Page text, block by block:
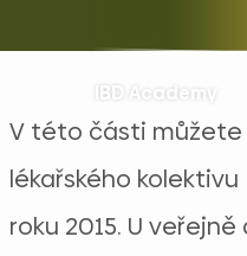
IBD Academy
V této části můžete
lékařského
roku 2015. U